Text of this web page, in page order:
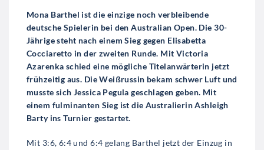
Mona Barthel ist die einzige noch verbleibende
deutsche Spielerin bei den Australian Open. Die 30-
Jährige steht nach einem Sieg gegen Elisabetta
Cocciaretto in der zweiten Runde. Mit Victoria
Azarenka schied eine mögliche Titelanwärterin jetzt
frühzeitig aus. Die Weißrussin bekam schwer Luft und
musste sich Jessica Pegula geschlagen geben. Mit
einem fulminanten Sieg ist die Australierin Ashleigh
Barty ins Turnier gestartet.
Mit 3:6, 6:4 und 6:4 gelang Barthel jetzt der Einzug in